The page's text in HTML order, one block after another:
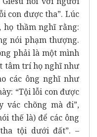
con được tha”. Lúc
họ thầm nghĩ rằng:
nói phạm thượng.
phải là một mình
tâm trí họ nghĩ như
các ông nghĩ như
“Tội lỗi con được
vác chõng mà đi”,
thế là) để các ông
tội dưới đất”. –